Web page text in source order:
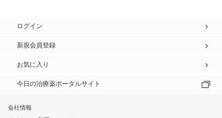
ログイン
新規会員登録
お気に入り
今日の治療薬ポータルサイト
会社情報